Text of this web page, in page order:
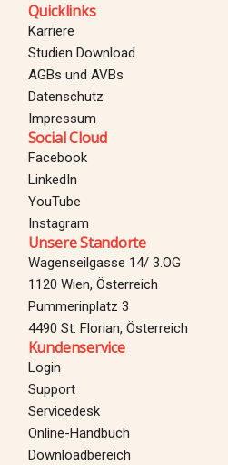
Quicklinks
Karriere
Studien Download
AGBs und AVBs
Datenschutz
Impressum
Social Cloud
Facebook
LinkedIn
YouTube
Instagram
Unsere Standorte
Wagenseilgasse 14/ 3.OG
1120 Wien, Österreich
Pummerinplatz 3
4490 St. Florian, Österreich
Kundenservice
Login
Support
Servicedesk
Online-Handbuch
Downloadbereich